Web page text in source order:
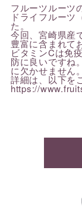
フルーツルーツ
ドライフルーツ
た。
今回、宮崎県産
豊富に含まれて
ビタミンCは免
防に良いですね
に欠かせません。
詳細は、以下を
https://